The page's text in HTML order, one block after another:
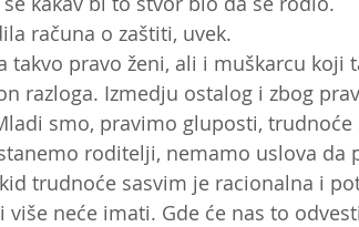
računa o zaštiti, uvek.
takvo pravo ženi, ali i muškarcu koji
razloga. Izmedju ostalog i zbog
smo, pravimo gluposti, trudnoće
roditelji, nemamo uslova da
trudnoće sasvim je racionalna i
neće imati. Gde će nas to